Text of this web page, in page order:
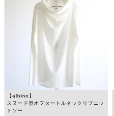
【albino】
スヌード型オフタートルネックリブニッ
トソー